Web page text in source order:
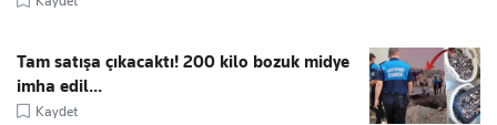
Tam satışa çıkacaktı! 200 kilo bozuk midye
imha edil...
Kaydet